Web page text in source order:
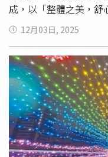
學府在國際資源整合與
知識輸出，而是一套
同背景的經營者，能
這趟海外學習，譚明珠
是否願意為長期願景，
立能跨世代接力的文化
追逐速度，還是累積深
們，真正的創新，不是
競爭力！」譚明珠用這
有正在拚搏事業的經營
趟西班牙古城，啟發「
成，以「整體之美，
Comfort of Serenity）
建材暨產品展，透過
浴空間的想像藍圖。
供／和成）展覽將於
南港展覽館一館一樓I-
域，呈現多元應用下的
智慧科技，回應現代人
區外，由台灣整體衛浴
浴聯展區，HCG和成
號：I-1120)，展現品
12月03日, 2025